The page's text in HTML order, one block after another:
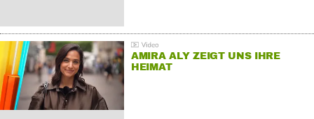
AMIRA ALY ZEIGT UNS IHRE
HEIMAT